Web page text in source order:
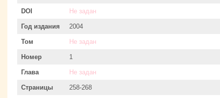
DOI Не задан
Год издания 2004
Том Не задан
Номер 1
Глава Не задан
Страницы 258-268